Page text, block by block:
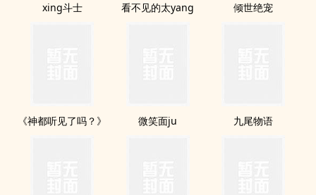
xing斗士 看不见的太yang 倾世绝宠
《神都听见了吗？》 微笑面ju 九尾物语